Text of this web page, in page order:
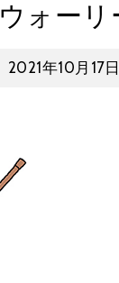
ウォーリ
2021年10月17